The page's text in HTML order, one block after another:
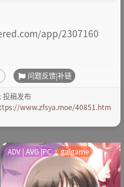
app/2307160
问题反馈|补链
投稿发布
www.zfsya.moe/40851.htm
ADV | AVG |PC galgame